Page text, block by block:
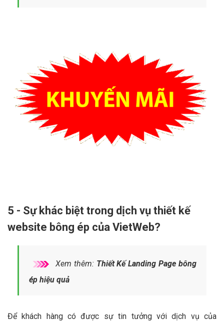
5 - Sự khác biệt trong dịch vụ thiết kế
website bông ép của VietWeb?
Xem thêm: Thiết Kế Landing Page bông
ép hiệu quả
Để khách hàng có được sự tin tưởng với dịch vụ của